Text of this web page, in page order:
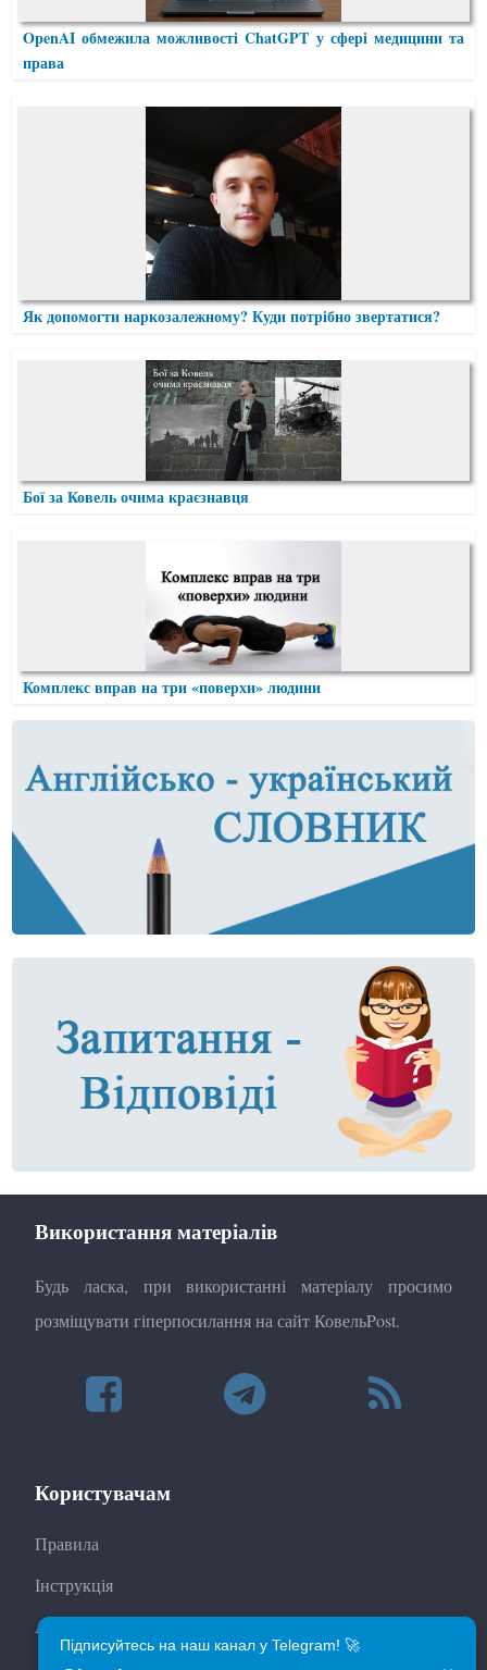
OpenAI обмежила можливості ChatGPT у сфері медицини та
права
Як допомогти наркозалежному? Куди потрібно звертатися?
Бої за Ковель очима краєзнавця
Комплекс вправ на три «поверхи» людини
Використання матеріалів
Будь ласка, при використанні матеріалу просимо
розміщувати гіперпосилання на сайт КовельPost.
Користувачам
Правила
Інструкція
Автори
Підписуйтесь на наш канал у Telegram! 🚀